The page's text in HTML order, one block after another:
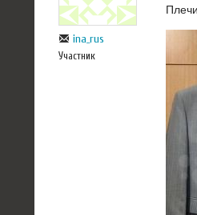
ina_rus
Участник